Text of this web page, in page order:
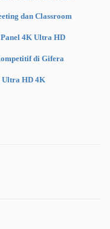
dan Classroom
4K Ultra HD
di Gifera
Ultra HD 4K